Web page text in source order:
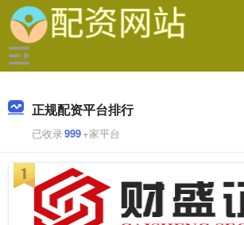
正规配资平台排行
已收录999+家平台